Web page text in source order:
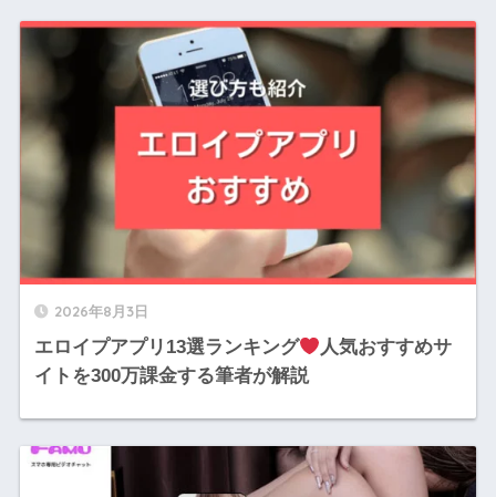
2026年8月3日
エロイプアプリ13選ランキング
人気おすすめサ
イトを300万課金する筆者が解説